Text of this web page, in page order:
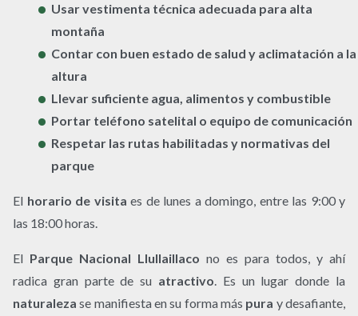
Usar vestimenta técnica adecuada para alta
montaña
Contar con buen estado de salud y aclimatación a la
altura
Llevar suficiente agua, alimentos y combustible
Portar teléfono satelital o equipo de comunicación
Respetar las rutas habilitadas y normativas del
parque
El horario de visita es de lunes a domingo, entre las 9:00 y
las 18:00 horas.
El Parque Nacional Llullaillaco no es para todos, y ahí
radica gran parte de su atractivo . Es un lugar donde la
naturaleza se manifiesta en su forma más pura y desafiante,